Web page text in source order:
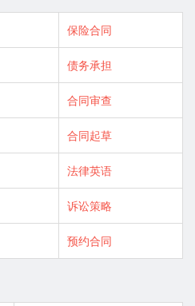
保险合同
债务承担
合同审查
合同起草
法律英语
诉讼策略
预约合同